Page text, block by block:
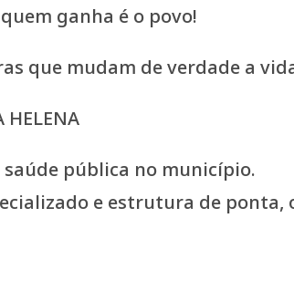
ganha é o povo!
que mudam de verdade a
HELENA
pública no município.
e estrutura de ponta,